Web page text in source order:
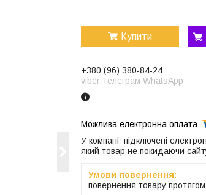
Купити
+380 (96) 380-84-24
viber,Телеграм,WhatsApp
У компанії підключені
який товар не покидаючи
повернення товару